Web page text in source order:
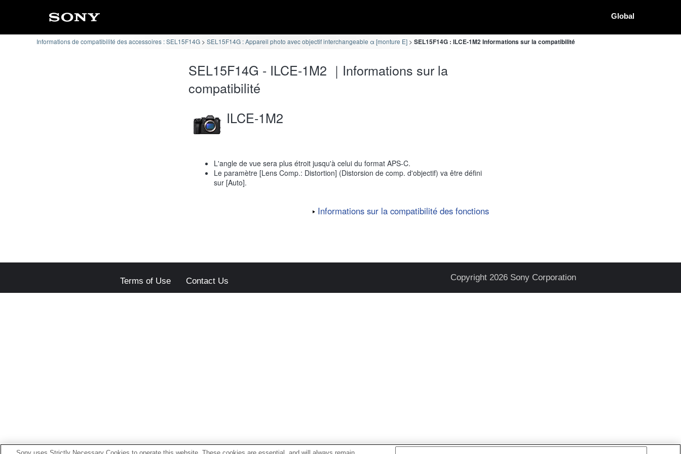
Global
Informations de compatibilité des accessoires : SEL15F14G SEL15F14G : Appareil photo avec objectif interchangeable α [monture E] SEL15F14G : ILCE-1M2 Informations sur la compatibilité
SEL15F14G - ILCE-1M2 ｜Informations sur la
compatibilité
ILCE-1M2
L'angle de vue sera plus étroit jusqu'à celui du format APS-C.
Le paramètre [Lens Comp.: Distortion] (Distorsion de comp. d'objectif) va être défini
sur [Auto].
Informations sur la compatibilité des fonctions
Terms of Use Contact Us Copyright 2026 Sony Corporation